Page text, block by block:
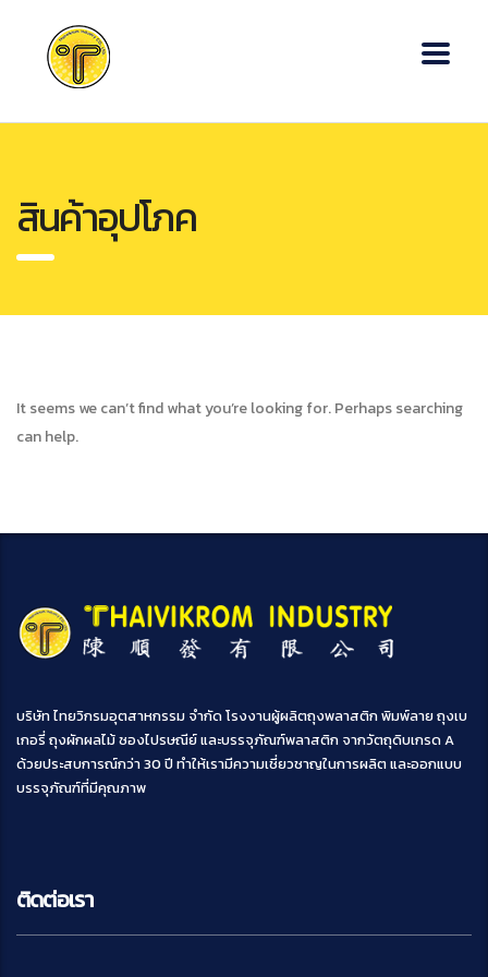
สินค้าอุปโภค
It seems we can’t find what you’re looking for. Perhaps searching
can help.
บริษัท ไทยวิกรมอุตสาหกรรม จำกัด โรงงานผู้ผลิตถุงพลาสติก พิมพ์ลาย ถุงเบ
เกอรี่ ถุงผักผลไม้ ซองไปรษณีย์ และบรรจุภัณฑ์พลาสติก จากวัตถุดิบเกรด A
ด้วยประสบการณ์กว่า 30 ปี ทำให้เรามีความเชี่ยวชาญในการผลิต และออกแบบ
บรรจุภัณฑ์ที่มีคุณภาพ
ติดต่อเรา